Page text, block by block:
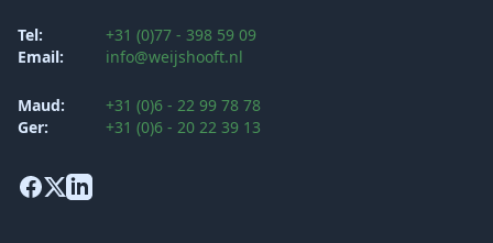
Tel:
+31 (0)77 - 398 59 09
Email:
info@weijshooft.nl
Maud:
+31 (0)6 - 22 99 78 78
Ger:
+31 (0)6 - 20 22 39 13